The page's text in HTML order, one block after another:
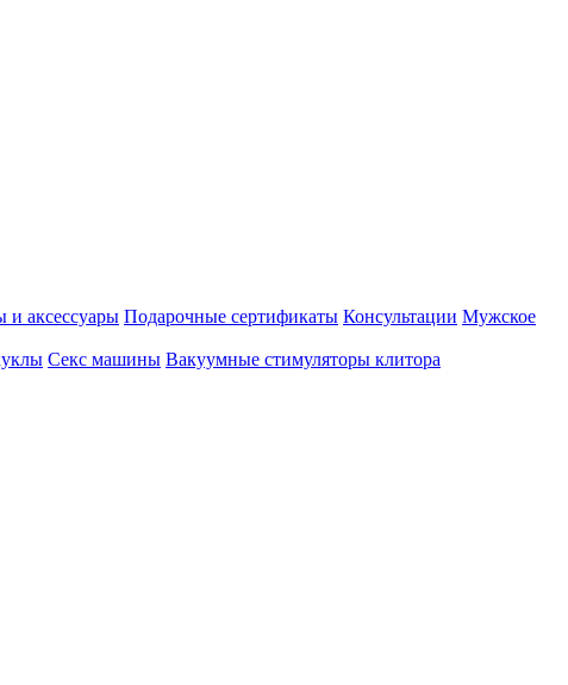
и аксессуары Подарочные сертификаты Консультации Мужское
Секс машины Вакуумные стимуляторы клитора